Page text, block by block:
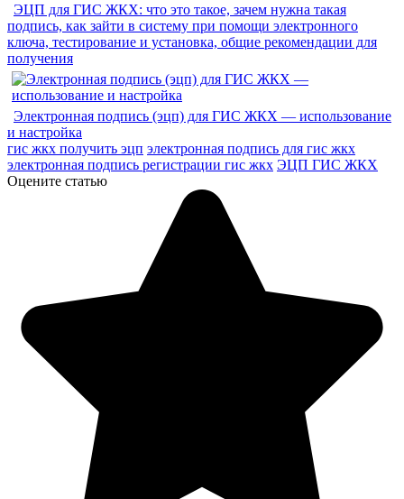
ЭЦП для ГИС ЖКХ: что это такое, зачем нужна такая
подпись, как зайти в систему при помощи электронного
ключа, тестирование и установка, общие рекомендации для
получения
Электронная подпись (эцп) для ГИС ЖКХ — использование
и настройка
гис жкх получить эцп электронная подпись для гис жкх
электронная подпись регистрации гис жкх ЭЦП ГИС ЖКХ
Оцените статью